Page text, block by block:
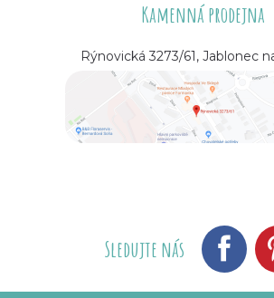
Kamenná prodejna
Rýnovická 3273/61, Jablonec
Sledujte nás